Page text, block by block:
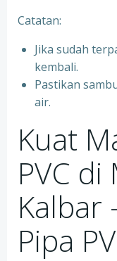
Catatan:
Jika sudah
kembali.
Pastikan
air.
Kuat
PVC
Kalbar
Pipa